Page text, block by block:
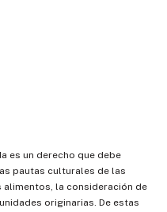
es un derecho que debe
pautas culturales de las
la consideración de
originarias. De estas